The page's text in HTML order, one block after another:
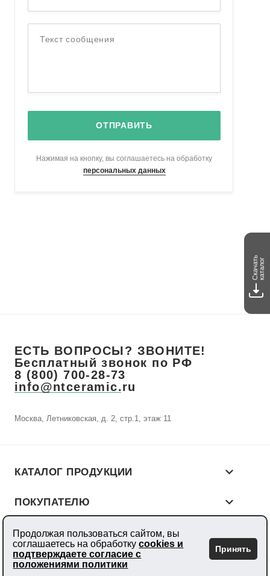
Текст сообщения
ОТПРАВИТЬ
Нажимая на кнопку, вы соглашаетесь на обработку
персональных данных
Продолжая пользоваться сайтом, вы
соглашаетесь на обработкуcookies и
подтверждаете согласие с
положениями политики
Принять
Скачатькаталог
ЕСТЬ ВОПРОСЫ? ЗВОНИТЕ!
Бесплатный звонок по РФ
8 (800) 700-28-73
info@ntceramic.ru
Москва, Летниковская, д. 2, стр.1, этаж 11
КАТАЛОГ ПРОДУКЦИИ
ПОКУПАТЕЛЮ
КОМПАНИЯ